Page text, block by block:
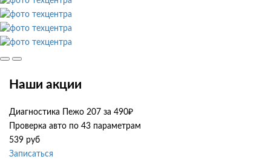
Наши акции
Диагностика Пежо 207 за 490₽
Проверка авто по 43 параметрам
539 руб
Записаться